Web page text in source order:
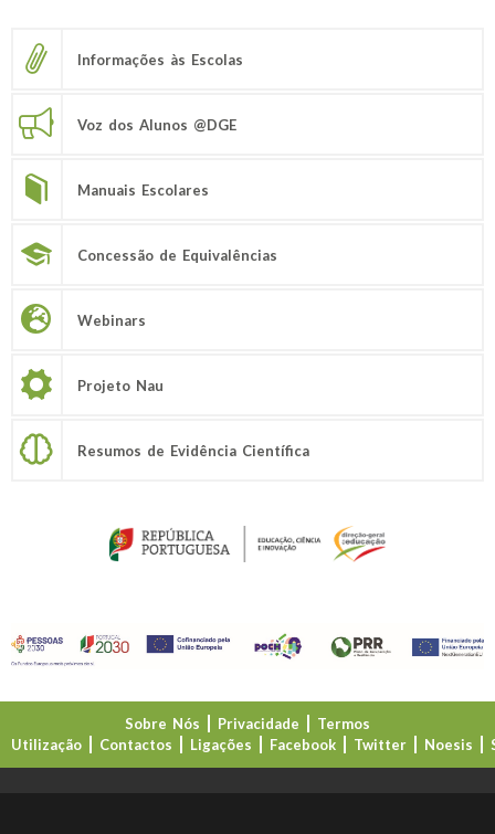
Informações às Escolas
Voz dos Alunos @DGE
Manuais Escolares
Concessão de Equivalências
Webinars
Projeto Nau
Resumos de Evidência Científica
Sobre Nós Privacidade
Termos
Utilização
Contactos Ligações Facebook Twitter Noesis